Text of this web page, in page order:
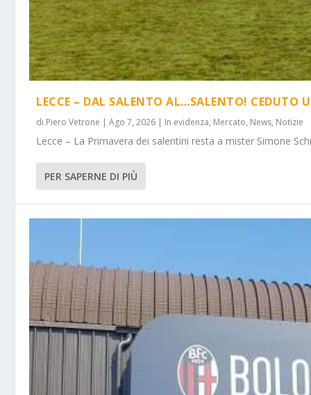
LECCE – DAL SALENTO AL…SALENTO! CEDUTO
di Piero Vetrone |Ago 7, 2026 | In evidenza, Mercato, News, Notizie
Lecce – La Primavera dei salentini resta a mister Simone
PER SAPERNE DI PIÙ